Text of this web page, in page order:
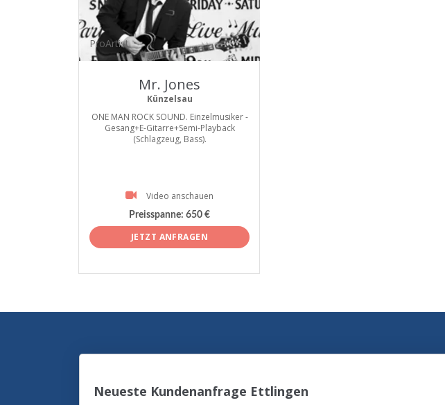
ProArtist
Mr. Jones
Künzelsau
ONE MAN ROCK SOUND. Einzelmusiker -
Gesang+E-Gitarre+Semi-Playback
(Schlagzeug, Bass).
Video anschauen
Preisspanne: 650 €
JETZT ANFRAGEN
Neueste Kundenanfrage Ettlingen